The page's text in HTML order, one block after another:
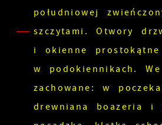
południowej
szczytami. Otwory
i okienne prostokątne
w podokiennikach.
zachowane: w
drewniana boazeria i